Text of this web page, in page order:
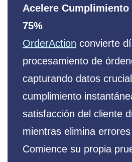
Acelere Cumplimiento
75%
OrderAction convierte
procesamiento de
capturando datos
cumplimiento
satisfacción del cliente
mientras elimina
Comience su propia